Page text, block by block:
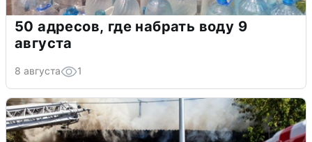
50 адресов, где набрать воду 9
августа
8 августа 1